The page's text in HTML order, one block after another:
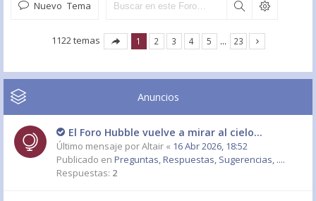
Nuevo Tema
1122 temas 1 2 3 4 5 … 23
Anuncios
El Foro Hubble vuelve a mirar al cielo...
Último mensaje porAltair « 16 Abr 2026, 18:52
Publicado en Preguntas, Respuestas, Sugerencias, ....
Respuestas: 2